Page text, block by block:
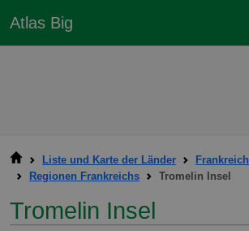
Atlas Big
Liste und Karte der Länder
Frankreich
Regionen Frankreichs
Tromelin Insel
Tromelin Insel